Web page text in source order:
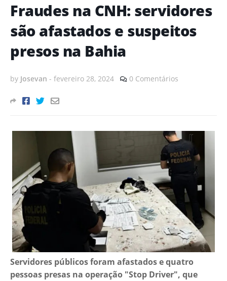
Fraudes na CNH: servidores
são afastados e suspeitos
presos na Bahia
by Josevan - fevereiro 28, 2024 0 Comentários
Servidores públicos foram afastados e quatro
pessoas presas na operação "Stop Driver", que